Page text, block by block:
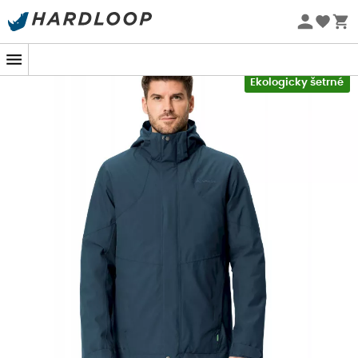
Letní akce 🔥 -5 % EXTRA při nákupu 2 produktů* s kódem
Ekologicky šetrné
Vaude Caserina 3in1 Jacket II
nepromokavá Bunda
, která kombinuje nepromokavou a větruvzdornou
vnější bundu s izolovanou a teplou vnitřní bundou. Vnější
bunda je navržena s membránou Ceplex Active, což ji